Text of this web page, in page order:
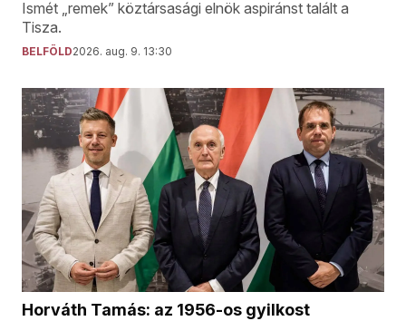
Ismét „remek” köztársasági elnök aspiránst talált a
Tisza.
BELFÖLD2026. aug. 9. 13:30
Horváth Tamás: az 1956-os gyilkost